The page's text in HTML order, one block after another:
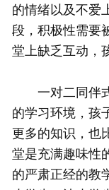
的情绪以及不爱
段，积极性需要
堂上缺乏互动，
一对二同伴式
的学习环境，孩
更多的知识，也
堂是充满趣味性
的严肃正经的教